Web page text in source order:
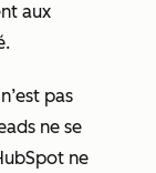
aux
pas
ne se
ne